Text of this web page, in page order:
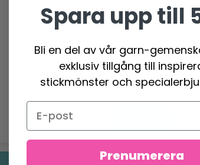
LINDEHOBBY VELVET
69.95 SEK
Spara upp till
Bli en del av vår garn-
exklusiv tillgång till
stickmönster och
Prenumerera